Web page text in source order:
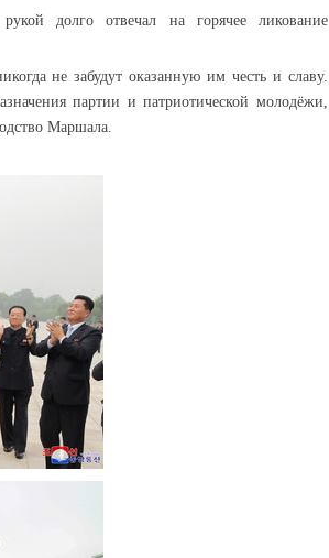
долго отвечал на горячее ликование
не забудут оказанную им честь и славу.
партии и патриотической молодёжи,
Маршала.